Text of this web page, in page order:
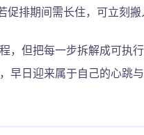
促排期间需长住，可立刻
，但把每一步拆解成可执
早日迎来属于自己的心跳